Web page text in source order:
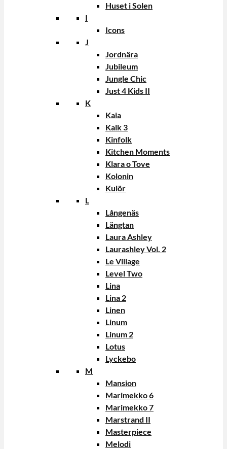
Huset i Solen
I
Icons
J
Jordnära
Jubileum
Jungle Chic
Just 4 Kids II
K
Kaia
Kalk 3
Kinfolk
Kitchen Moments
Klara o Tove
Kolonin
Kulör
L
Långenäs
Längtan
Laura Ashley
Laurashley Vol. 2
Le Village
Level Two
Lina
Lina 2
Linen
Linum
Linum 2
Lotus
Lyckebo
M
Mansion
Marimekko 6
Marimekko 7
Marstrand II
Masterpiece
Melodi